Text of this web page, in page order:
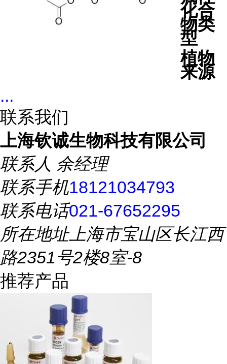
化合
物类
型
植物
来源
...
联系我们
上海钦诚生物科技有限公司
联系人 余经理
联系手机18121034793
联系电话021-67652295
所在地址上海市宝山区长江西
路2351号2楼8室-8
推荐产品